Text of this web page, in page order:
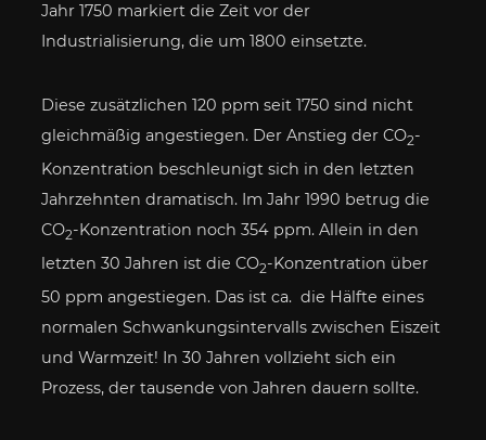
Jahr 1750 markiert die Zeit vor der
Industrialisierung, die um 1800 einsetzte.
Diese zusätzlichen 120 ppm seit 1750 sind nicht
gleichmäßig angestiegen. Der Anstieg der CO2-
Konzentration beschleunigt sich in den letzten
Jahrzehnten dramatisch. Im Jahr 1990 betrug die
CO2-Konzentration noch 354 ppm. Allein in den
letzten 30 Jahren ist die CO2-Konzentration über
50 ppm angestiegen. Das ist ca. die Hälfte eines
normalen Schwankungsintervalls zwischen Eiszeit
und Warmzeit! In 30 Jahren vollzieht sich ein
Prozess, der tausende von Jahren dauern sollte.